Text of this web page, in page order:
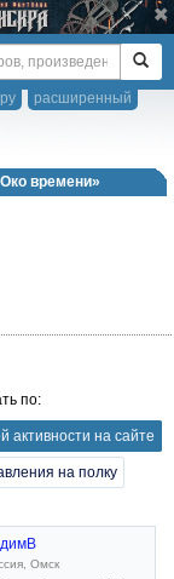
расширенный
времени»
по:
активности на сайте
на полку
Омск